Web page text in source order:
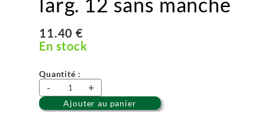
11.40 €
En stock
Quantité :
- +
Ajouter au panier